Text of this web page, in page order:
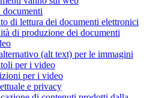
di lettura dei documenti elettronici
di produzione dei documenti
(alt text) per le immagini
per i video
per i video
e privacy